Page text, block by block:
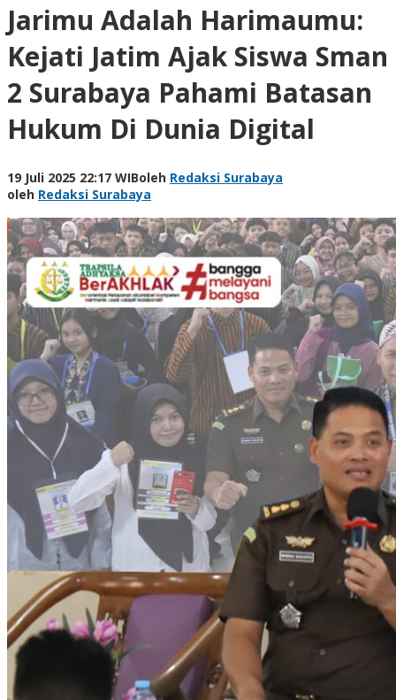
Jarimu Adalah Harimaumu:
Kejati Jatim Ajak Siswa Sman
2 Surabaya Pahami Batasan
Hukum Di Dunia Digital
19 Juli 2025 22:17 WIBoleh Redaksi Surabaya
oleh Redaksi Surabaya